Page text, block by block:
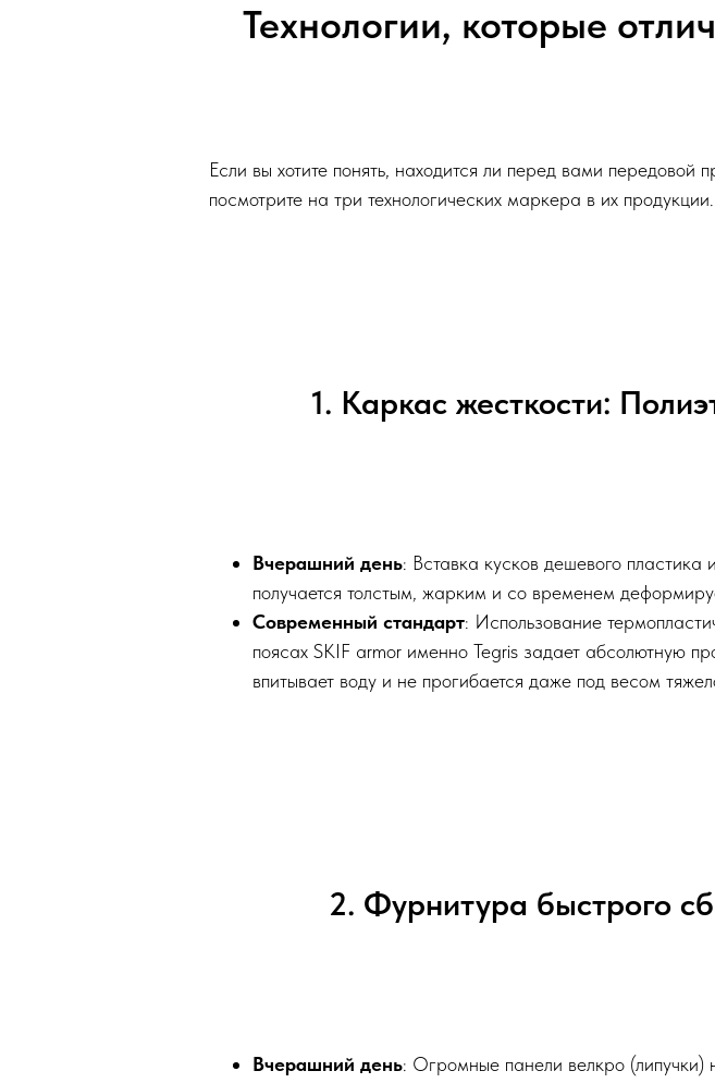
Технологии, которые
Если вы хотите понять, находится ли перед вами
посмотрите на три технологических маркера в их продукции.
1. Каркас жесткости:
Вчерашний день: Вставка кусков дешевого
получается толстым, жарким и со временем
Современный стандарт: Использование
поясах SKIF armor именно Tegris задает абсолютную
впитывает воду и не прогибается даже под весом
2. Фурнитура быстрого
Вчерашний день: Огромные панели велкро (липучки)